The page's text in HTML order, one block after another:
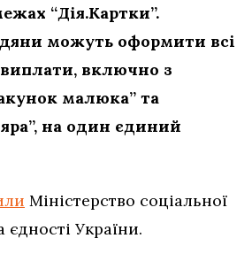
“Дія.Картки”.
можуть оформити всі
виплати, включно з
малюка” та
на один єдиний
Міністерство соціальної
єдності України.